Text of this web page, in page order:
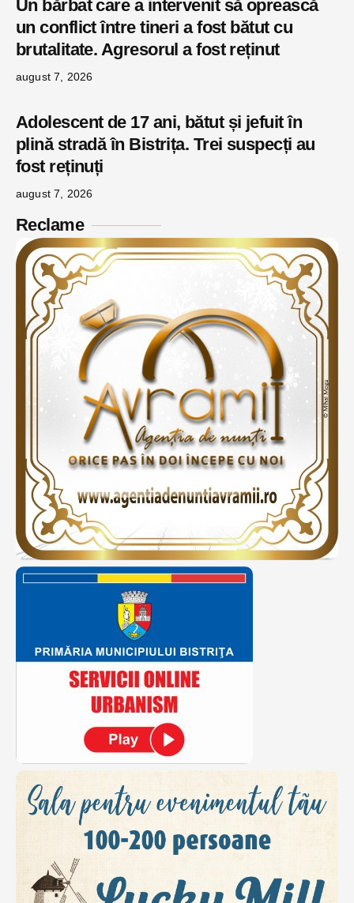
Un bărbat care a intervenit să oprească
un conflict între tineri a fost bătut cu
brutalitate. Agresorul a fost reținut
august 7, 2026
Adolescent de 17 ani, bătut și jefuit în
plină stradă în Bistrița. Trei suspecți au
fost reținuți
august 7, 2026
Reclame